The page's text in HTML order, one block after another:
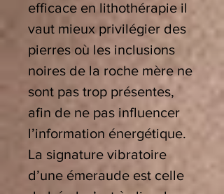
efficace en lithothérapie il
vaut mieux privilégier des
pierres où les inclusions
noires de la roche mère ne
sont pas trop présentes,
afin de ne pas influencer
l’information énergétique.
La signature vibratoire
d’une émeraude est celle